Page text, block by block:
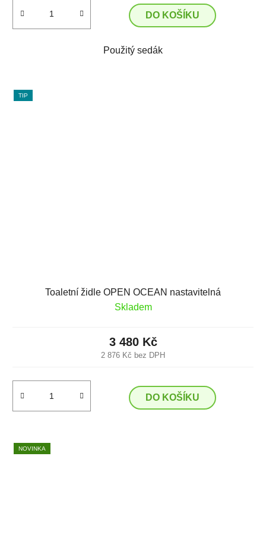
DO KOŠÍKU
Použitý sedák
TIP
Toaletní židle OPEN OCEAN nastavitelná
Skladem
2 876 Kč bez DPH
3 480 Kč
DO KOŠÍKU
NOVINKA